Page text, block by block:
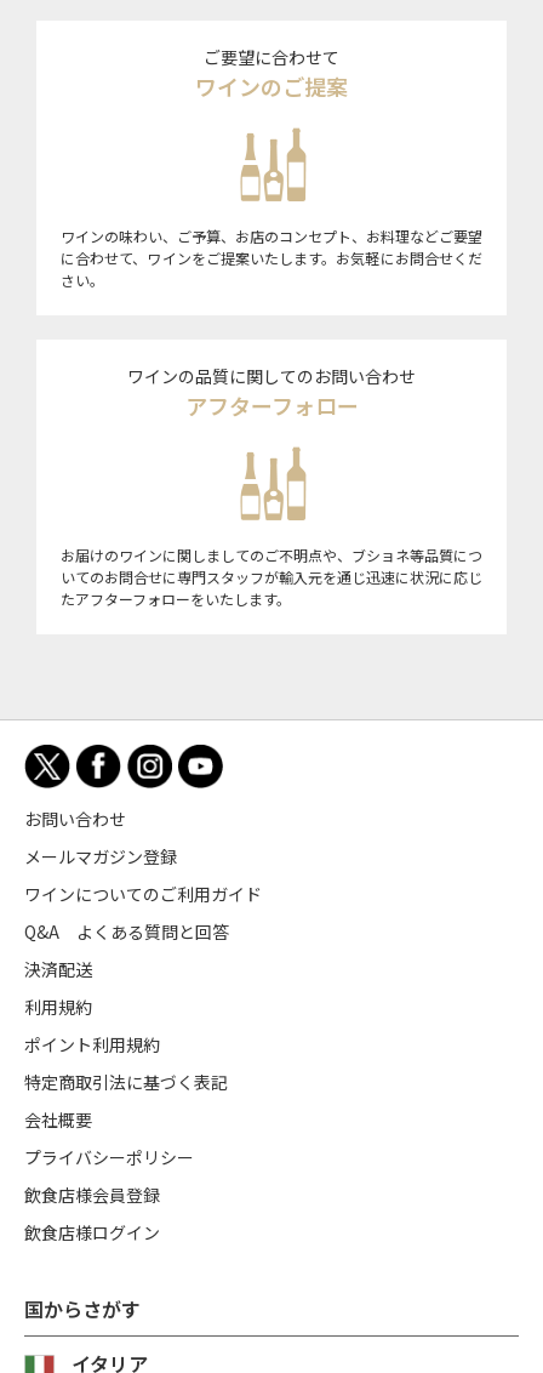
ご要望に合わせて
ワインのご提案
ワインの味わい、ご予算、お店のコンセプト、お料理などご要望
に合わせて、ワインをご提案いたします。お気軽にお問合せくだ
さい。
ワインの品質に関してのお問い合わせ
アフターフォロー
お届けのワインに関しましてのご不明点や、ブショネ等品質につ
いてのお問合せに専門スタッフが輸入元を通じ迅速に状況に応じ
たアフターフォローをいたします。
国からさがす
イタリア
お問い合わせ
メールマガジン登録
ワインについてのご利用ガイド
Q&A よくある質問と回答
決済配送
利用規約
ポイント利用規約
特定商取引法に基づく表記
会社概要
プライバシーポリシー
飲食店様会員登録
飲食店様ログイン